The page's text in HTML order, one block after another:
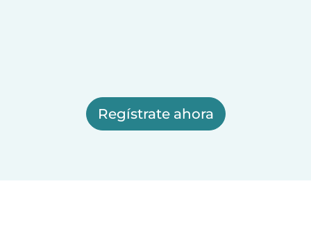
Regístrate ahora